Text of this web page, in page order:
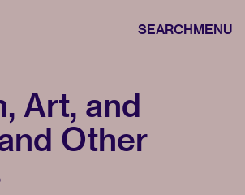
SEARCHMENU
Art, and
Other